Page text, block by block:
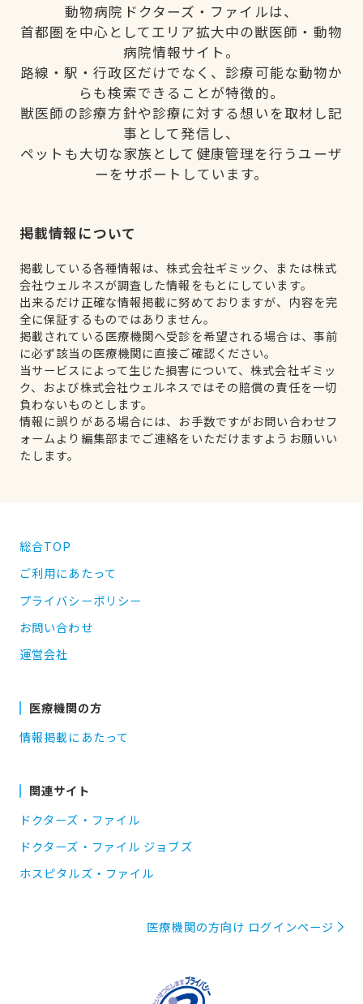
動物病院ドクターズ・ファイルは、
首都圏を中心としてエリア拡大中の獣医師・動物
病院情報サイト。
路線・駅・行政区だけでなく、診療可能な動物か
らも検索できることが特徴的。
獣医師の診療方針や診療に対する想いを取材し記
事として発信し、
ペットも大切な家族として健康管理を行うユーザ
ーをサポートしています。
掲載情報について
掲載している各種情報は、株式会社ギミック、または株式
会社ウェルネスが調査した情報をもとにしています。
出来るだけ正確な情報掲載に努めておりますが、内容を完
全に保証するものではありません。
掲載されている医療機関へ受診を希望される場合は、事前
に必ず該当の医療機関に直接ご確認ください。
当サービスによって生じた損害について、株式会社ギミッ
ク、および株式会社ウェルネスではその賠償の責任を一切
負わないものとします。
情報に誤りがある場合には、お手数ですがお問い合わせフ
ォームより編集部までご連絡をいただけますようお願いい
たします。
総合TOP
ご利用にあたって
プライバシーポリシー
お問い合わせ
運営会社
医療機関の方
情報掲載にあたって
関連サイト
ドクターズ・ファイル
ドクターズ・ファイル ジョブズ
ホスピタルズ・ファイル
医療機関の方向け ログインページ